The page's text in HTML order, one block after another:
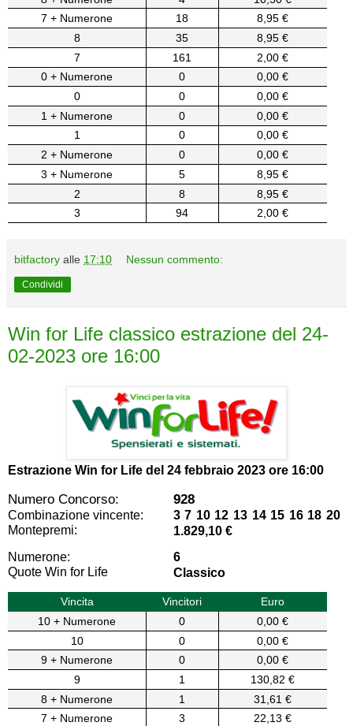
7 + Numerone
18
8,95 €
8
35
8,95 €
7
161
2,00 €
0 + Numerone
0
0,00 €
0
0
0,00 €
1 + Numerone
0
0,00 €
1
0
0,00 €
2 + Numerone
0
0,00 €
3 + Numerone
5
8,95 €
2
8
8,95 €
3
94 2,00 €
bitfactory alle 17:10 Nessun commento:
Condividi
Win for Life classico estrazione del 24-
02-2023 ore 16:00
Estrazione Win for Life del 24 febbraio 2023 ore 16:00
Numero Concorso: 928
Combinazione vincente:
3 7 10 12 13 14 15 16 18 20
Montepremi:
1.829,10 €
Numerone:
6
Quote Win for Life
Classico
Vincita Vincitori
Euro
10 + Numerone
0
0,00 €
10
0
0,00 €
9 + Numerone
0
0,00 €
9
1
130,82 €
8 + Numerone
1
31,61 €
7 + Numerone
3
22,13 €